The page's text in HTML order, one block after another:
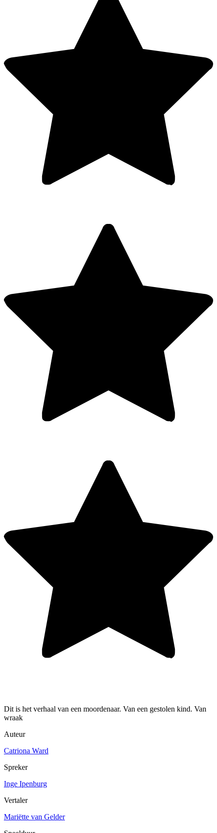
Dit is het verhaal van een moordenaar. Van een gestolen kind. Van
wraak
Auteur
Catriona Ward
Spreker
Inge Ipenburg
Vertaler
Mariëtte van Gelder